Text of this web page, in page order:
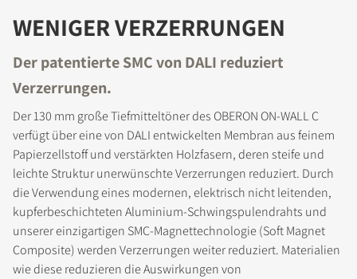
WENIGER VERZERRUNGEN
Der patentierte SMC von DALI reduziert
Verzerrungen.
Der 130 mm große Tiefmitteltöner des OBERON ON-WALL C
verfügt über eine von DALI entwickelten Membran aus feinem
Papierzellstoff und verstärkten Holzfasern, deren steife und
leichte Struktur unerwünschte Verzerrungen reduziert. Durch
die Verwendung eines modernen, elektrisch nicht leitenden,
kupferbeschichteten Aluminium-Schwingspulendrahts und
unserer einzigartigen SMC-Magnettechnologie (Soft Magnet
Composite) werden Verzerrungen weiter reduziert. Materialien
wie diese reduzieren die Auswirkungen von